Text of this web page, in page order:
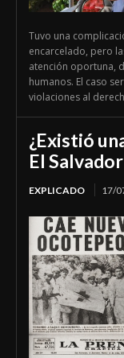
Tuvo una
encarcelado, pero
atención oportuna,
humanos. El caso
violaciones al
¿Existió
El
EXPLICADO 17/